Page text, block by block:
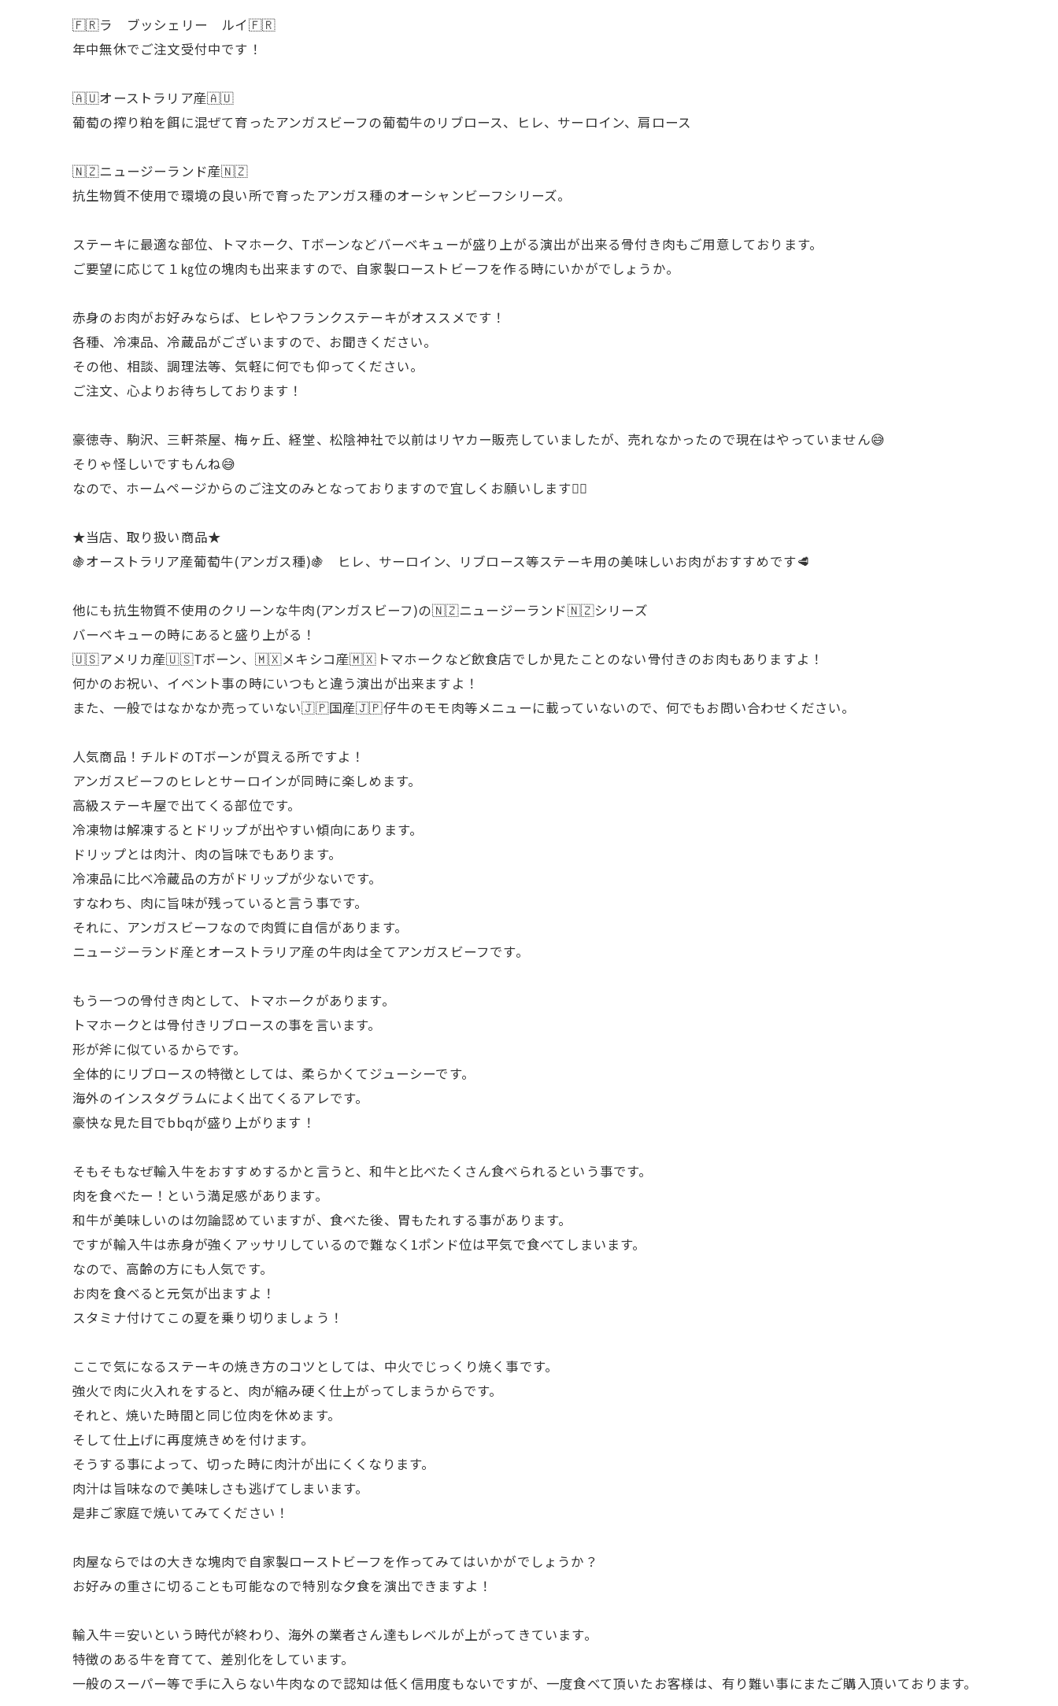
🇫🇷ラ ブッシェリー ルイ🇫🇷
年中無休でご注文受付中です！
🇦🇺オーストラリア産🇦🇺
葡萄の搾り粕を餌に混ぜて育ったアンガスビーフの葡萄牛のリブロース、ヒレ、サーロイン、肩ロース
🇳🇿ニュージーランド産🇳🇿
抗生物質不使用で環境の良い所で育ったアンガス種のオーシャンビーフシリーズ。
ステーキに最適な部位、トマホーク、Tボーンなどバーベキューが盛り上がる演出が出来る骨付き肉もご用意しております。
ご要望に応じて１㎏位の塊肉も出来ますので、自家製ローストビーフを作る時にいかがでしょうか。
赤身のお肉がお好みならば、ヒレやフランクステーキがオススメです！
各種、冷凍品、冷蔵品がございますので、お聞きください。
その他、相談、調理法等、気軽に何でも仰ってください。
ご注文、心よりお待ちしております！
豪徳寺、駒沢、三軒茶屋、梅ヶ丘、経堂、松陰神社で以前はリヤカー販売していましたが、売れなかったので現在はやっていません😅
そりゃ怪しいですもんね😅
なので、ホームページからのご注文のみとなっておりますので宜しくお願いします🙇‍♂
★当店、取り扱い商品★
🍇オーストラリア産葡萄牛(アンガス種)🍇 ヒレ、サーロイン、リブロース等ステーキ用の美味しいお肉がおすすめです🥩
他にも抗生物質不使用のクリーンな牛肉(アンガスビーフ)の🇳🇿ニュージーランド🇳🇿シリーズ
バーベキューの時にあると盛り上がる！
🇺🇸アメリカ産🇺🇸Tボーン、🇲🇽メキシコ産🇲🇽トマホークなど飲食店でしか見たことのない骨付きのお肉もありますよ！
何かのお祝い、イベント事の時にいつもと違う演出が出来ますよ！
また、一般ではなかなか売っていない🇯🇵国産🇯🇵仔牛のモモ肉等メニューに載っていないので、何でもお問い合わせください。
人気商品！チルドのTボーンが買える所ですよ！
アンガスビーフのヒレとサーロインが同時に楽しめます。
高級ステーキ屋で出てくる部位です。
冷凍物は解凍するとドリップが出やすい傾向にあります。
ドリップとは肉汁、肉の旨味でもあります。
冷凍品に比べ冷蔵品の方がドリップが少ないです。
すなわち、肉に旨味が残っていると言う事です。
それに、アンガスビーフなので肉質に自信があります。
ニュージーランド産とオーストラリア産の牛肉は全てアンガスビーフです。
もう一つの骨付き肉として、トマホークがあります。
トマホークとは骨付きリブロースの事を言います。
形が斧に似ているからです。
全体的にリブロースの特徴としては、柔らかくてジューシーです。
海外のインスタグラムによく出てくるアレです。
豪快な見た目でbbqが盛り上がります！
そもそもなぜ輸入牛をおすすめするかと言うと、和牛と比べたくさん食べられるという事です。
肉を食べたー！という満足感があります。
和牛が美味しいのは勿論認めていますが、食べた後、胃もたれする事があります。
ですが輸入牛は赤身が強くアッサリしているので難なく1ポンド位は平気で食べてしまいます。
なので、高齢の方にも人気です。
お肉を食べると元気が出ますよ！
スタミナ付けてこの夏を乗り切りましょう！
ここで気になるステーキの焼き方のコツとしては、中火でじっくり焼く事です。
強火で肉に火入れをすると、肉が縮み硬く仕上がってしまうからです。
それと、焼いた時間と同じ位肉を休めます。
そして仕上げに再度焼きめを付けます。
そうする事によって、切った時に肉汁が出にくくなります。
肉汁は旨味なので美味しさも逃げてしまいます。
是非ご家庭で焼いてみてください！
肉屋ならではの大きな塊肉で自家製ローストビーフを作ってみてはいかがでしょうか？
お好みの重さに切ることも可能なので特別な夕食を演出できますよ！
輸入牛＝安いという時代が終わり、海外の業者さん達もレベルが上がってきています。
特徴のある牛を育てて、差別化をしています。
一般のスーパー等で手に入らない牛肉なので認知は低く信用度もないですが、一度食べて頂いたお客様は、有り難い事にまたご購入頂いております。